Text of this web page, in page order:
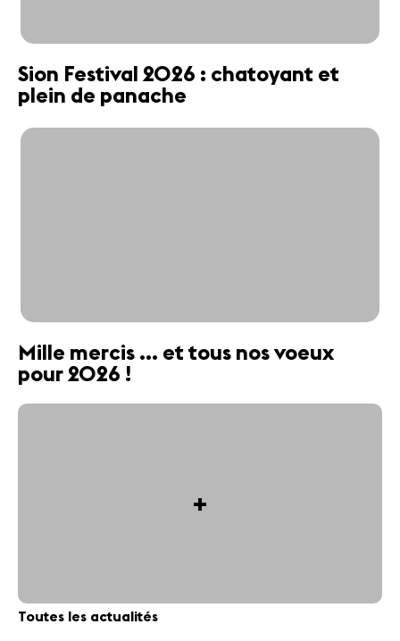
Sion Festival 2026 : chatoyant et
plein de panache
Mille mercis ... et tous nos voeux
pour 2026 !
+
Toutes les actualités